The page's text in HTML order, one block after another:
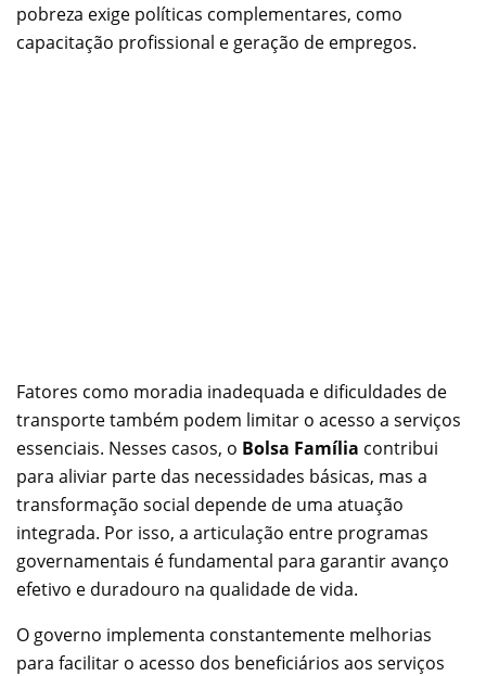
pobreza exige políticas complementares, como
capacitação profissional e geração de empregos.
Fatores como moradia inadequada e dificuldades de
transporte também podem limitar o acesso a serviços
essenciais. Nesses casos, o Bolsa Família contribui
para aliviar parte das necessidades básicas, mas a
transformação social depende de uma atuação
integrada. Por isso, a articulação entre programas
governamentais é fundamental para garantir avanço
efetivo e duradouro na qualidade de vida.
O governo implementa constantemente melhorias
para facilitar o acesso dos beneficiários aos serviços